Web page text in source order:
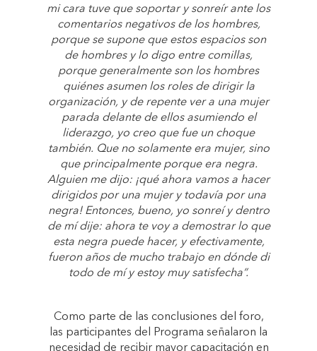
mi cara tuve que soportar y sonreír ante los
comentarios negativos de los hombres,
porque se supone que estos espacios son
de hombres y lo digo entre comillas,
porque generalmente son los hombres
quiénes asumen los roles de dirigir la
organización, y de repente ver a una mujer
parada delante de ellos asumiendo el
liderazgo, yo creo que fue un choque
también. Que no solamente era mujer, sino
que principalmente porque era negra.
Alguien me dijo: ¡qué ahora vamos a hacer
dirigidos por una mujer y todavía por una
negra! Entonces, bueno, yo sonreí y dentro
de mí dije: ahora te voy a demostrar lo que
esta negra puede hacer, y efectivamente,
fueron años de mucho trabajo en dónde di
todo de mí y estoy muy satisfecha”.
Como parte de las conclusiones del foro,
las participantes del Programa señalaron la
necesidad de recibir mayor capacitación en